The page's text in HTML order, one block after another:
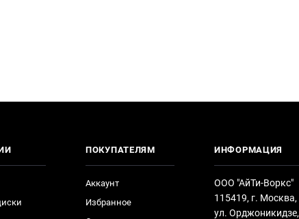
ПОКУПАТЕЛЯМ
Аккаунт
Избранное
ИНФОРМАЦИЯ
ООО "АйТи-Воркс"
115419, г. Москва,
ул. Орджоникидзе,